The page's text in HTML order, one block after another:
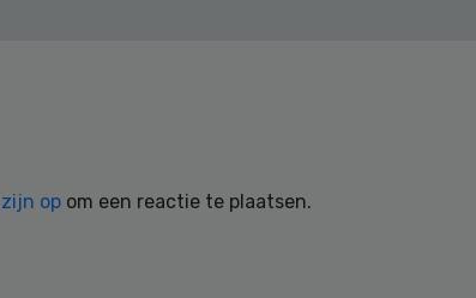
op om een reactie te plaatsen.